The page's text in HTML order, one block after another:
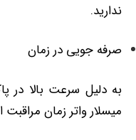
ندارید.
صرفه ‌جویی در زمان
به دلیل سرعت بالا در
میسلار واتر زمان